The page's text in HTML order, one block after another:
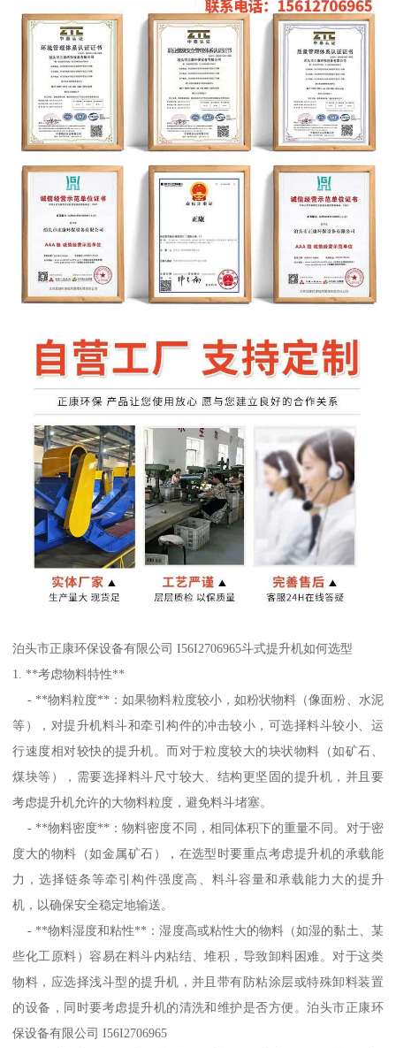
泊头市正康环保设备有限公司 I56I2706965斗式提升机如何选型
1. **考虑物料特性**
- **物料粒度**：如果物料粒度较小，如粉状物料（像面粉、水泥
等），对提升机料斗和牵引构件的冲击较小，可选择料斗较小、运
行速度相对较快的提升机。而对于粒度较大的块状物料（如矿石、
煤块等），需要选择料斗尺寸较大、结构更坚固的提升机，并且要
考虑提升机允许的大物料粒度，避免料斗堵塞。
- **物料密度**：物料密度不同，相同体积下的重量不同。对于密
度大的物料（如金属矿石），在选型时要重点考虑提升机的承载能
力，选择链条等牵引构件强度高、料斗容量和承载能力大的提升
机，以确保安全稳定地输送。
- **物料湿度和粘性**：湿度高或粘性大的物料（如湿的黏土、某
些化工原料）容易在料斗内粘结、堆积，导致卸料困难。对于这类
物料，应选择浅斗型的提升机，并且带有防粘涂层或特殊卸料装置
的设备，同时要考虑提升机的清洗和维护是否方便。泊头市正康环
保设备有限公司 I56I2706965